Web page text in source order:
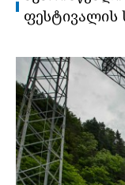
ᲤᲔᲡᲢᲘᲕᲐᲚᲘᲡ